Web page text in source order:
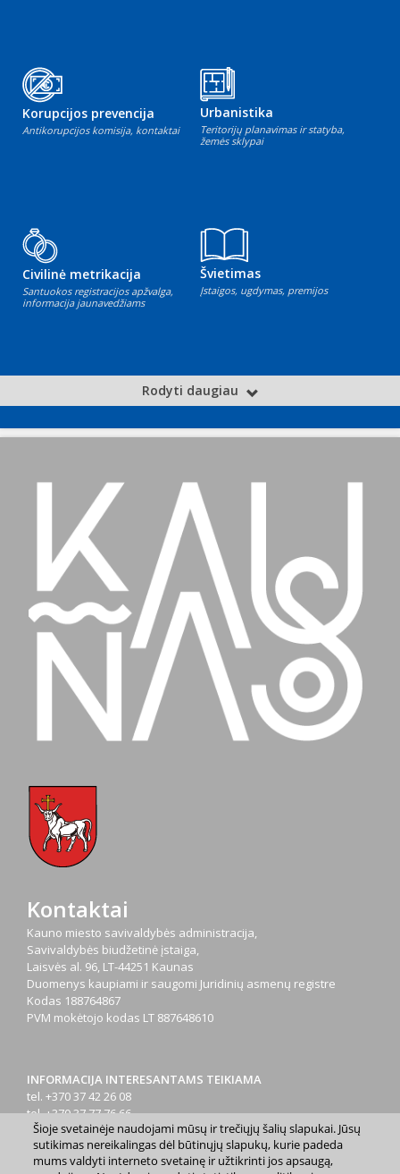
Korupcijos prevencija
Antikorupcijos komisija, kontaktai
Urbanistika
Teritorijų planavimas ir statyba,
žemės sklypai
Civilinė metrikacija
Santuokos registracijos apžvalga,
informacija jaunavedžiams
Švietimas
Įstaigos, ugdymas, premijos
Rodyti daugiau
Kontaktai
Kauno miesto savivaldybės administracija,
Savivaldybės biudžetinė įstaiga,
Laisvės al. 96, LT-44251 Kaunas
Duomenys kaupiami ir saugomi Juridinių asmenų registre
Kodas 188764867
PVM mokėtojo kodas LT 887648610
INFORMACIJA INTERESANTAMS TEIKIAMA
tel. +370 37 42 26 08
tel. +370 37 77 76 66
tel. +370 660 07000
el. p.info@kaunas.lt
Šioje svetainėje naudojami mūsų ir trečiųjų šalių slapukai. Jūsų
sutikimas nereikalingas dėl būtinųjų slapukų, kurie padeda
mums valdyti interneto svetainę ir užtikrinti jos apsaugą,